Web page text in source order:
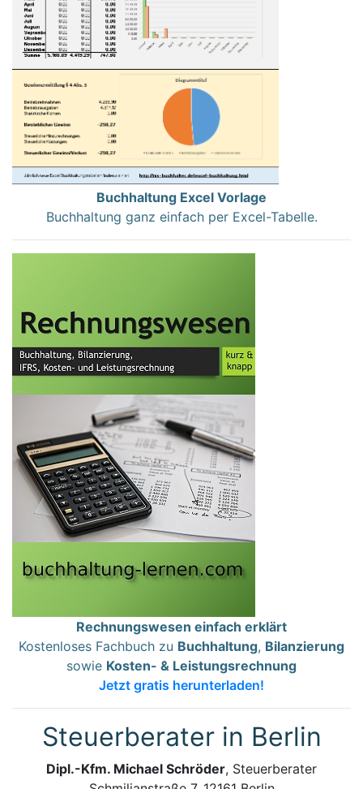
Buchhaltung Excel Vorlage
Buchhaltung ganz einfach per Excel-Tabelle.
Rechnungswesen einfach erklärt
Kostenloses Fachbuch zu Buchhaltung, Bilanzierung
sowie Kosten- & Leistungsrechnung
Jetzt gratis herunterladen!
Steuerberater in Berlin
Dipl.-Kfm. Michael Schröder, Steuerberater